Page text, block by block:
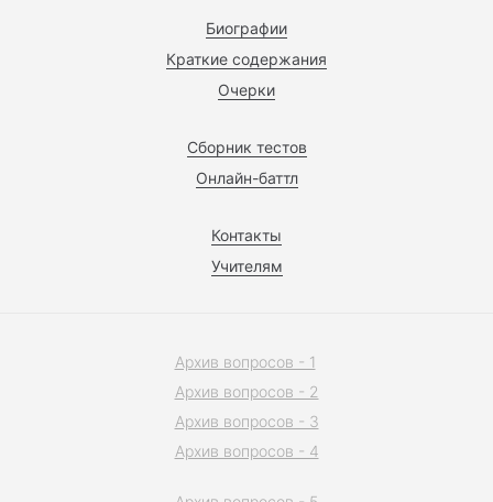
Биографии
Краткие содержания
Очерки
Сборник тестов
Онлайн-баттл
Контакты
Учителям
Архив вопросов - 1
Архив вопросов - 2
Архив вопросов - 3
Архив вопросов - 4